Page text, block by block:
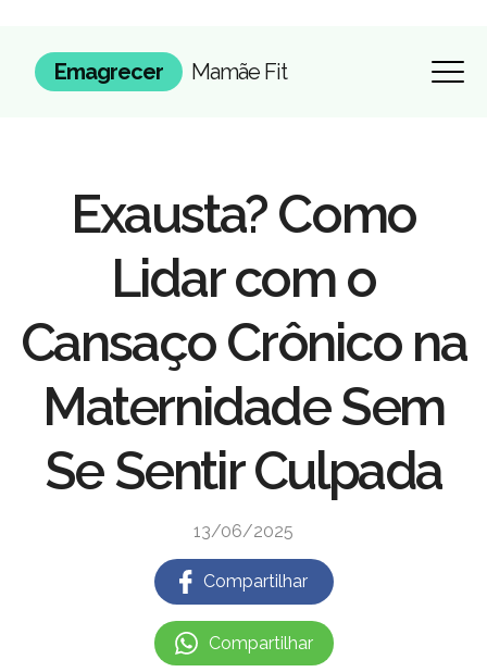
Emagrecer Mamãe Fit
Exausta? Como
Lidar com o
Cansaço Crônico na
Maternidade Sem
Se Sentir Culpada
13/06/2025
Compartilhar
Compartilhar